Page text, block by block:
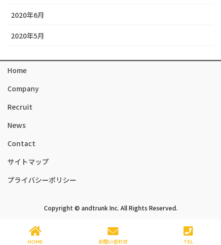
2020年6月
2020年5月
Home
Company
Recruit
News
Contact
サイトマップ
プライバシーポリシー
Copyright © andtrunk Inc. All Rights Reserved.
HOME お問い合わせ TEL